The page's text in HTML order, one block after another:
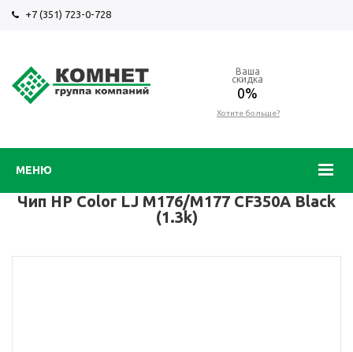
+7 (351) 723-0-728
МЕНЮ
Ваша
скидка
0%
Хотите больше?
Чип HP Color LJ M176/M177 CF350A Black
(1.3k)